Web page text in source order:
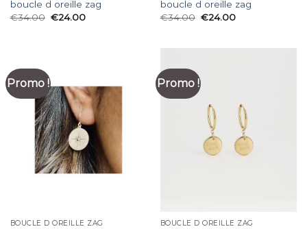
boucle d oreille zag
€34.00 €24.00
boucle d oreille zag
€34.00 €24.00
Promo !
BOUCLE D OREILLE ZAG
Promo !
BOUCLE D OREILLE ZAG